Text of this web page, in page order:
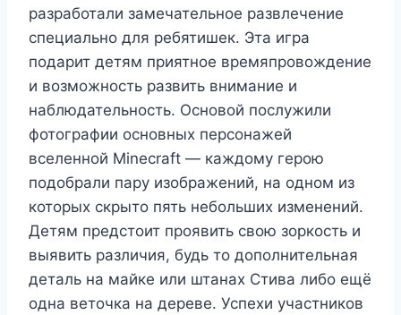
разработали замечательное развлечение
специально для ребятишек. Эта игра
подарит детям приятное времяпровождение
и возможность развить внимание и
наблюдательность. Основой послужили
фотографии основных персонажей
вселенной Minecraft — каждому герою
подобрали пару изображений, на одном из
которых скрыто пять небольших изменений.
Детям предстоит проявить свою зоркость и
выявить различия, будь то дополнительная
деталь на майке или штанах Стива либо ещё
одна веточка на дереве. Успехи участников